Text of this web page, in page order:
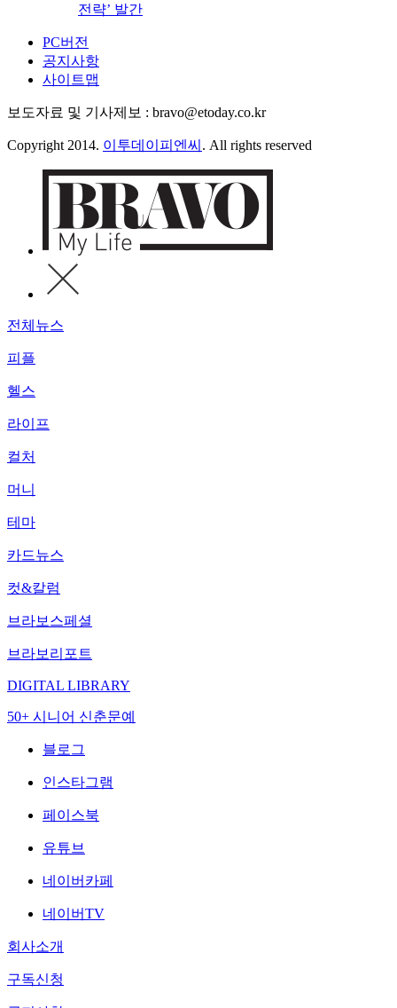
전략’ 발간
PC버전
공지사항
사이트맵
보도자료 및 기사제보 : bravo@etoday.co.kr
Copyright 2014. 이투데이피엔씨 . All rights reserved
전체뉴스
피플
헬스
라이프
컬처
머니
테마
카드뉴스
컷&칼럼
브라보스페셜
브라보리포트
DIGITAL LIBRARY
50+ 시니어 신춘문예
블로그
인스타그램
페이스북
유튜브
네이버카페
네이버TV
회사소개
구독신청